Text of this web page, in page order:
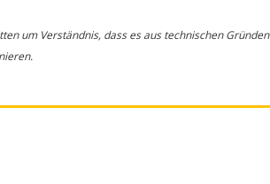
um Verständnis, dass es aus technischen Gründen